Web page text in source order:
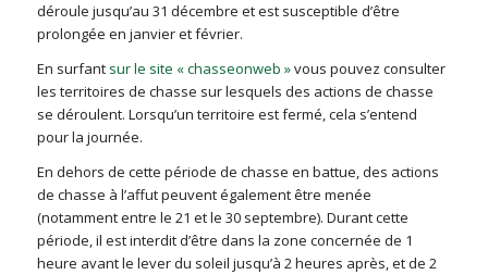
déroule jusqu’au 31 décembre et est susceptible d’être
prolongée en janvier et février.
En surfant sur le site « chasseonweb »vous pouvez consulter
les territoires de chasse sur lesquels des actions de chasse
se déroulent. Lorsqu’un territoire est fermé, cela s’entend
pour la journée.
En dehors de cette période de chasse en battue, des actions
de chasse à l’affut peuvent également être menée
(notamment entre le 21 et le 30 septembre). Durant cette
période, il est interdit d’être dans la zone concernée de 1
heure avant le lever du soleil jusqu’à 2 heures après, et de 2